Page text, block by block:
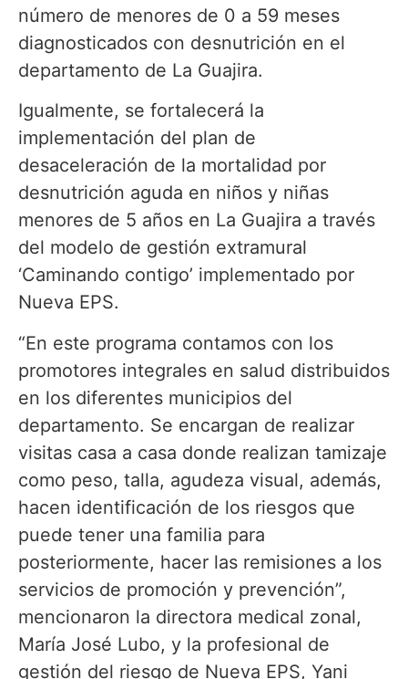
número de menores de 0 a 59 meses
diagnosticados con desnutrición en el
departamento de La Guajira.
Igualmente, se fortalecerá la
implementación del plan de
desaceleración de la mortalidad por
desnutrición aguda en niños y niñas
menores de 5 años en La Guajira a través
del modelo de gestión extramural
‘Caminando contigo’ implementado por
Nueva EPS.
“En este programa contamos con los
promotores integrales en salud distribuidos
en los diferentes municipios del
departamento. Se encargan de realizar
visitas casa a casa donde realizan tamizaje
como peso, talla, agudeza visual, además,
hacen identificación de los riesgos que
puede tener una familia para
posteriormente, hacer las remisiones a los
servicios de promoción y prevención”,
mencionaron la directora medical zonal,
María José Lubo, y la profesional de
gestión del riesgo de Nueva EPS, Yani